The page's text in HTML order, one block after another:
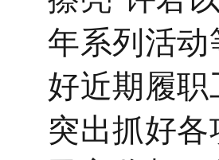
年系列活
好近期履职
突出抓好